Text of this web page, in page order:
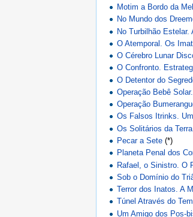
Motim a Bordo da
No Mundo dos
No Turbilhão Estelar.
O Atemporal. Os
O Cérebro Lunar
O Confronto.
O Detentor do
Operação Bebê
Operação
Os Falsos Itrinks.
Os Solitários da
Pecar a Sete (*)
Planeta Penal dos
Rafael, o Sinistro. O
Sob o Domínio do
Terror dos Inatos. A
Túnel Através do
Um Amigo dos Pos-